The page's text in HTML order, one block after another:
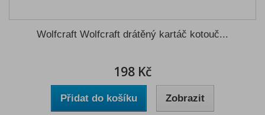
Wolfcraft Wolfcraft drátěný kartáč kotouč...
198 Kč
Přidat do košíku Zobrazit